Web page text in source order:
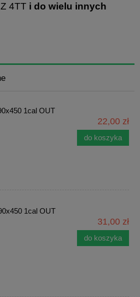
4TT i do wielu innych
1cal OUT
22,00 zł
do koszyka
1cal OUT
31,00 zł
do koszyka